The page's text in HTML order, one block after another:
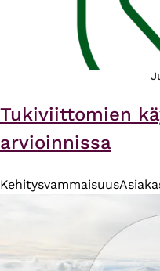
Tukiviittomien
arvioinnissa
Kehitysvammaisuus